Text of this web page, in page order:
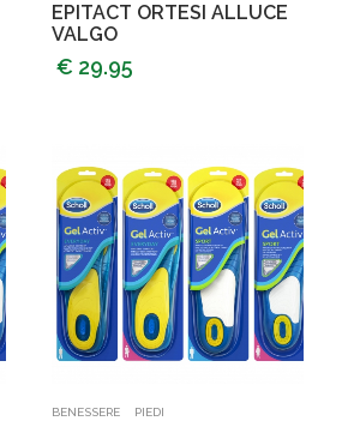
EPITACT ORTESI ALLUCE
VALGO
€ 29.95
Aggiungi al carrello
BENESSERE- PIEDI